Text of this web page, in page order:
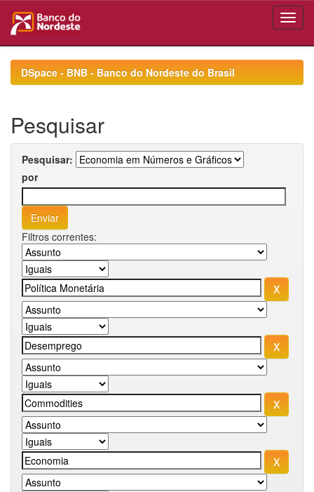
navigationDSpace - BNB - Banco do Nordeste do Brasil
Pesquisar
Pesquisar:
por
Filtros correntes: